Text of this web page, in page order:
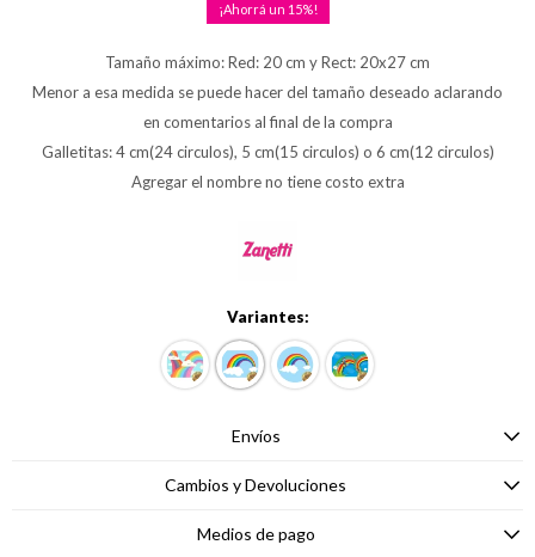
15
Tamaño máximo: Red: 20 cm y Rect: 20x27 cm
Menor a esa medida se puede hacer del tamaño deseado aclarando
en comentarios al final de la compra
Galletitas: 4 cm(24 circulos), 5 cm(15 circulos) o 6 cm(12 circulos)
Agregar el nombre no tiene costo extra
Variantes:
Envíos
Cambios y Devoluciones
Medios de pago